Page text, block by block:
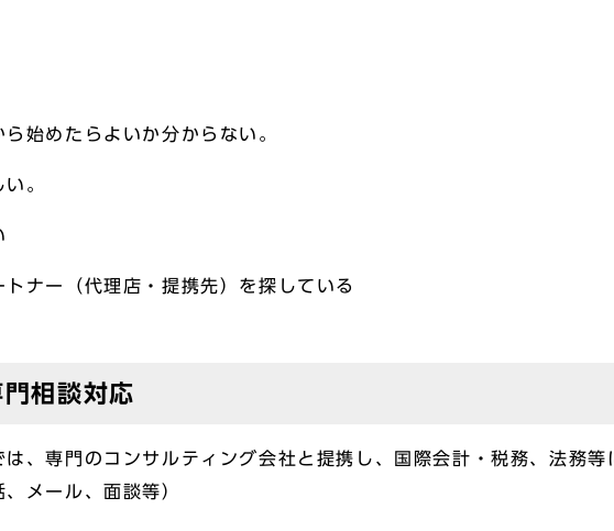
始めたらよいか分からない。
。
ナー（代理店・提携先）を探している
相談対応
、専門のコンサルティング会社と提携し、国際会計・税務、法務等
メール、面談等）